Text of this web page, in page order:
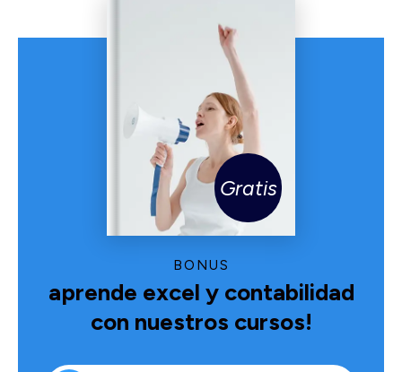
BONUS
aprende excel y contabilidad
con nuestros cursos!
Gratis